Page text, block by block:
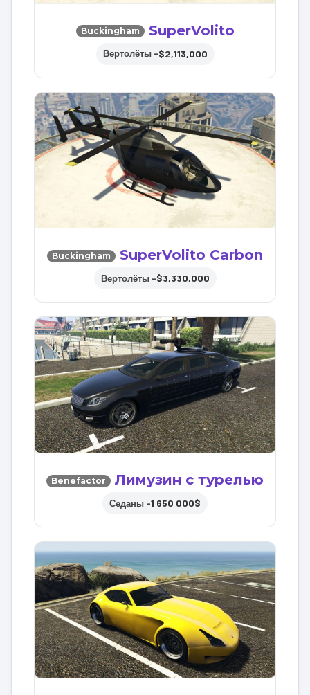
Buckingham SuperVolito
Вертолёты –$2,113,000
Buckingham SuperVolito Carbon
Вертолёты –$3,330,000
Benefactor Лимузин с турелью
Седаны –1 650 000$